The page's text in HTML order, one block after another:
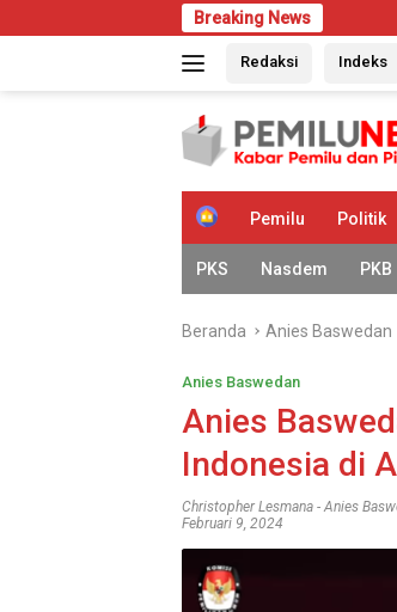
ke
Breaking News7 Tanda
Redaksi Indeks
H
m
e
Pemilu Politik
PKS Nasdem PKB
Beranda Anies Baswedan
Anies Baswedan
Anies
Indonesia di
Christopher Lesmana - Anies
Februari 9, 2024